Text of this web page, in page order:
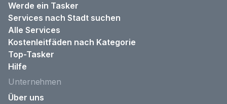
Werde ein Tasker
Services nach Stadt suchen
Alle Services
Kostenleitfäden nach Kategorie
Top-Tasker
Hilfe
Unternehmen
Über uns